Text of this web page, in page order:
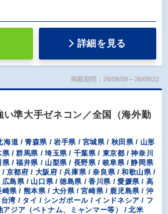
詳細を見る
掲載期間：26/08/09～26/08/22
い準大手ゼネコン／全国（海外勤
海道 / 青森県 / 岩手県 / 宮城県 / 秋田県 / 山形
/ 群馬県 / 埼玉県 / 千葉県 / 東京都 / 神奈川
/ 福井県 / 山梨県 / 長野県 / 岐阜県 / 静岡県
京都府 / 大阪府 / 兵庫県 / 奈良県 / 和歌山県 /
島県 / 山口県 / 徳島県 / 香川県 / 愛媛県 / 高
県 / 熊本県 / 大分県 / 宮崎県 / 鹿児島県 / 沖
湾 / タイ / シンガポール / インドネシア / フ
アジア（ベトナム、ミャンマー等） / 北米